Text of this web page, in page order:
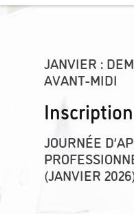
JANVIER :
AVANT-MIDI
Inscription
JOURNÉE
(JANVIER